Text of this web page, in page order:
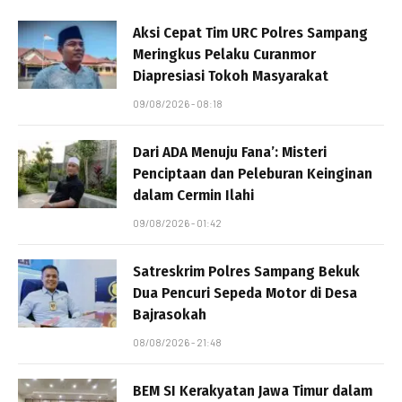
Aksi Cepat Tim URC Polres Sampang
Meringkus Pelaku Curanmor
Diapresiasi Tokoh Masyarakat
09/08/2026 - 08:18
Dari ADA Menuju Fana’: Misteri
Penciptaan dan Peleburan Keinginan
dalam Cermin Ilahi
09/08/2026 - 01:42
Satreskrim Polres Sampang Bekuk
Dua Pencuri Sepeda Motor di Desa
Bajrasokah
08/08/2026 - 21:48
BEM SI Kerakyatan Jawa Timur dalam